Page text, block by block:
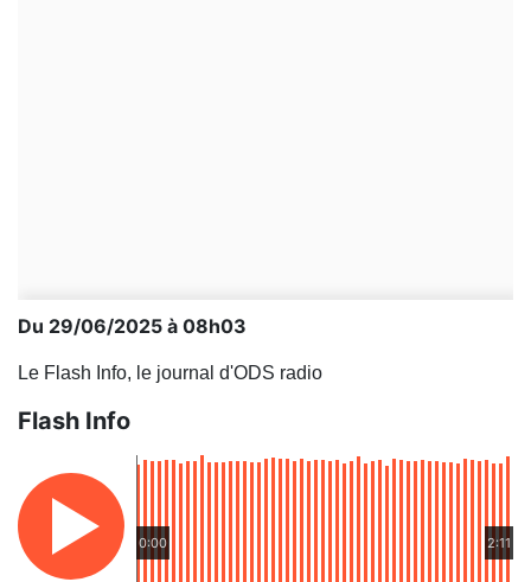
Du 29/06/2025 à 08h03
Le Flash Info, le journal d'ODS radio
Flash Info
0:00 2:11